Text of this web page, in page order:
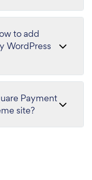
to add
WordPress
Payment
site?